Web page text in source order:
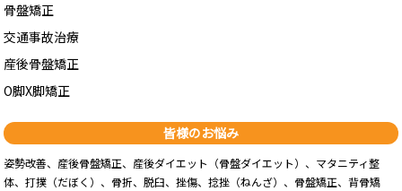
骨盤矯正
交通事故治療
産後骨盤矯正
O脚X脚矯正
皆様のお悩み
姿勢改善、産後骨盤矯正、産後ダイエット（骨盤ダイエット）、マタニティ整
体、打撲（だぼく）、骨折、脱臼、挫傷、捻挫（ねんざ）、骨盤矯正、背骨矯